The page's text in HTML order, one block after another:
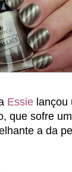
Essie lançou
que sofre
a da